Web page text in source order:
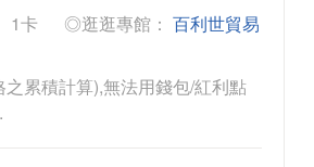
1卡 ◎逛逛專館： 百利世貿易
累積計算),無法用錢包/紅利點